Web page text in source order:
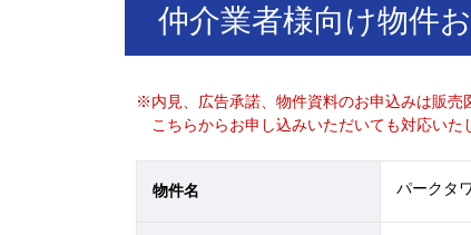
仲介業者様向け物件
※内見、広告承諾、物件資料のお申込みは販売
こちらからお申し込みいただいても対応いた
物件名 パークタ